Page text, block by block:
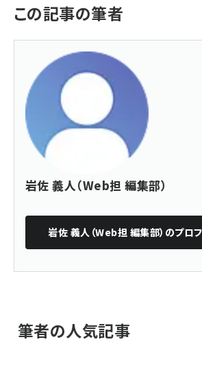
この記事の筆者
岩佐 義人（Web担 編集部）
岩佐 義人（Web担 編集部） のプロ
筆者の人気記事